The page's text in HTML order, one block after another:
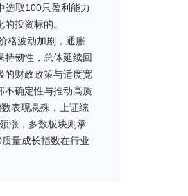
选取100只盈利能力
投资标的。
格波动加剧，通胀
韧性，总体延续回
的财政政策与适度宽
不确定性与推动高质
表现悬殊，上证综
涨，多数板块则承
量成长指数在行业
现与指数相当；风